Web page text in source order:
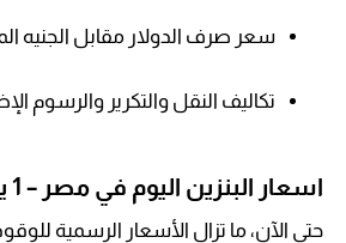
سعر صرف الدولار مقابل الجنيه
تكاليف النقل والتكرير والرسوم
اسعار البنزين اليوم في مصر – 1 يوليو 2025
حتى الآن، ما تزال الأسعار الرسمية